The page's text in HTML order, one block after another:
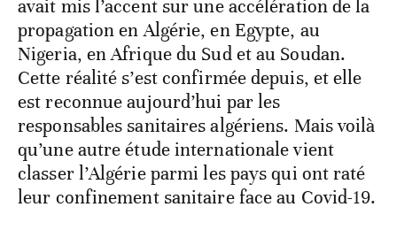
avait mis l’accent sur une accélération de la
propagation en Algérie, en Egypte, au
Nigeria, en Afrique du Sud et au Soudan.
Cette réalité s’est confirmée depuis, et elle
est reconnue aujourd’hui par les
responsables sanitaires algériens. Mais voilà
qu’une autre étude internationale vient
classer l’Algérie parmi les pays qui ont raté
leur confinement sanitaire face au Covid-19.